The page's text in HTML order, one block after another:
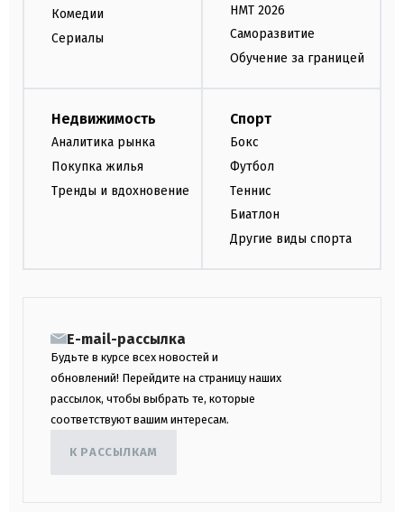
Комедии
Сериалы
НМТ 2026
Саморазвитие
Обучение за границей
Недвижимость
Аналитика рынка
Покупка жилья
Тренды и вдохновение
Спорт
Бокс
Футбол
Теннис
Биатлон
Другие виды спорта
E-mail-рассылка
Будьте в курсе всех новостей и
обновлений! Перейдите на страницу наших
рассылок, чтобы выбрать те, которые
соответствуют вашим интересам.
К РАССЫЛКАМ